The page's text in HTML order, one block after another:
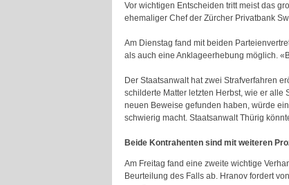
Vor wichtigen Entscheiden tritt meist das
ehemaliger Chef der Zürcher Privatbank
Am Dienstag fand mit beiden
als auch eine Anklageerhebung möglich.
Der Staatsanwalt hat zwei Strafverfahren
schilderte Matter letzten Herbst, wie er alle
neuen Beweise gefunden haben, würde
schwierig macht. StaatsanwaltThürig
Beide Kontrahenten sind mit weiteren
Am Freitag fand eine zweite wichtige
Beurteilung des Falls ab. Hranov fordert von